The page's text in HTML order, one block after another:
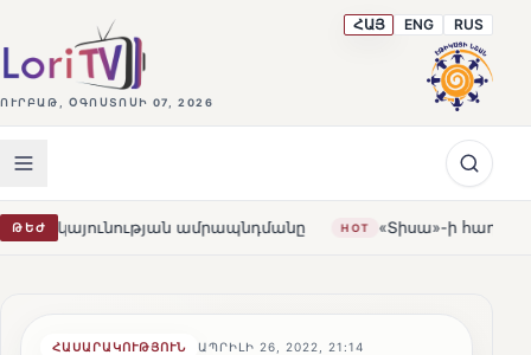
ՈՒՐԲԱԹ, ՕԳՈՍՏՈՍԻ 07, 2026
ՀԱՅ ENG RUS
ԹԵԺ ամրապնդմանը HOT «Տիսա»-ի հաղթանակը
ՀԱՍԱՐԱԿՈՒԹՅՈՒՆ ԱՊՐԻԼԻ 26, 2022, 21:14